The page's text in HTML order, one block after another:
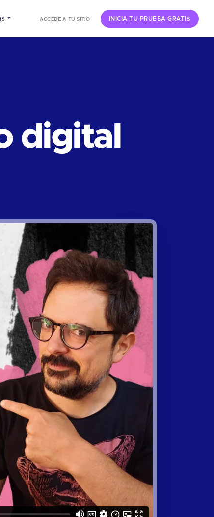
ACCEDE A TU SITIO INICIA TU PRUEBA GRATIS
digital